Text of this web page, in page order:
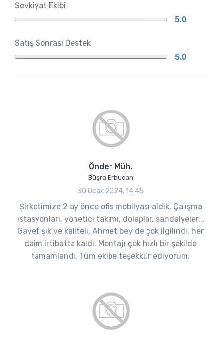
Sevkiyat Ekibi
5.0
Satış Sonrası Destek
5.0
Önder Müh.
Büşra Erbucan
30 Ocak 2024, 14:45
Şirketimize 2 ay önce ofis mobilyası aldık. Çalışma
istasyonları, yönetici takımı, dolaplar, sandalyeler...
Gayet şık ve kaliteli, Ahmet bey de çok ilgilindi, her
daim irtibatta kaldı. Montajı çok hızlı bir şekilde
tamamlandı. Tüm ekibe teşekkür ediyorum.